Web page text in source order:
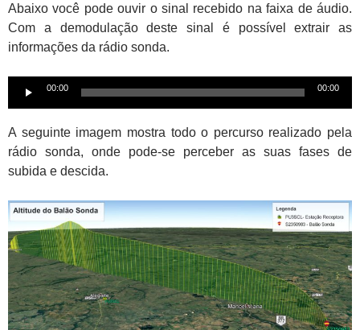
Abaixo você pode ouvir o sinal recebido na faixa de áudio.
Com a demodulação deste sinal é possível extrair as
informações da rádio sonda.
Tocador00:00 00:00
A seguinte imagem mostra todo o percurso realizado pela
rádio sonda, onde pode-se perceber as suas fases de
subida e descida.